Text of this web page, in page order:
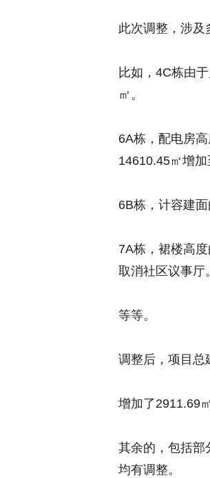
此次调整，涉及
比如，4C栋由
㎡。
6A栋，配电房
14610.45㎡增加
6B栋，计容建
7A栋，裙楼高
取消社区议事厅。
等等。
调整后，项目总
增加了2911.69㎡
其余的，包括部
均有调整。